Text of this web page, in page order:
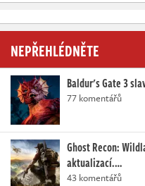
NEPŘEHLÉDNĚTE
Baldur's Gate 3
77 komentářů
Ghost Recon:
aktualizací.…
43 komentářů